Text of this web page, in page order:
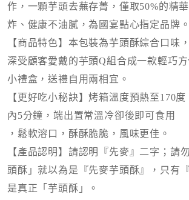
作，一顆芋頭去蕪存菁，僅取50%的精
炸、健康不油膩，為國宴點心指定品牌。
【商品特色】本包裝為芋頭酥綜合口味
深受顧客愛戴的芋頭Q組合成一款輕巧
小禮盒，送禮自用兩相宜。
【更好吃小秘訣】烤箱溫度預熱至170
內5分鐘，端出置常溫冷卻後即可食用
，鬆軟溶口，酥酥脆脆，風味更佳。
【產品認明】請認明『先麥』二字；請
頭酥」就以為是『先麥芋頭酥』，只有
是真正「芋頭酥」。